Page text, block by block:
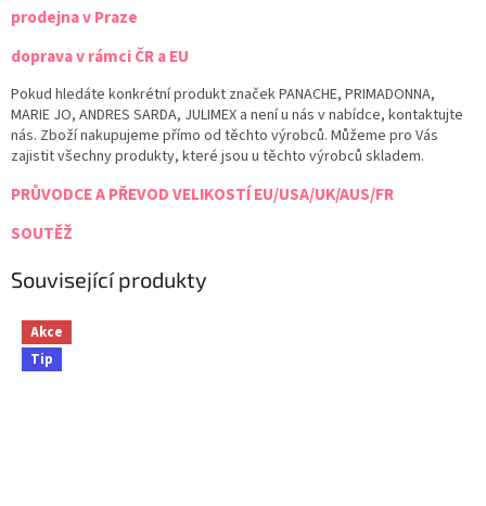
prodejna v Praze
doprava v rámci ČR a EU
Pokud hledáte konkrétní produkt značek PANACHE, PRIMADONNA,
MARIE JO, ANDRES SARDA, JULIMEX a není u nás v nabídce, kontaktujte
nás. Zboží nakupujeme přímo od těchto výrobců. Můžeme pro Vás
zajistit všechny produkty, které jsou u těchto výrobců skladem.
PRŮVODCE A PŘEVOD VELIKOSTÍ EU/USA/UK/AUS/FR
SOUTĚŽ
Související produkty
Akce
Tip